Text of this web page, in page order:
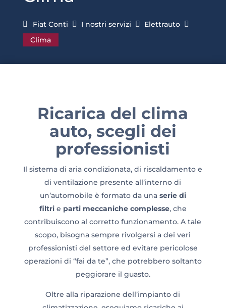
Fiat Conti  I nostri servizi  Elettrauto 
Clima
Ricarica del clima
auto, scegli dei
professionisti
Il sistema di aria condizionata, di riscaldamento e
di ventilazione presente all’interno di
un’automobile è formato da una serie di
filtrie parti meccaniche complesse, che
contribuiscono al corretto funzionamento. A tale
scopo, bisogna sempre rivolgersi a dei veri
professionisti del settore ed evitare pericolose
operazioni di “fai da te”, che potrebbero soltanto
peggiorare il guasto.
Oltre alla riparazione dell’impianto di